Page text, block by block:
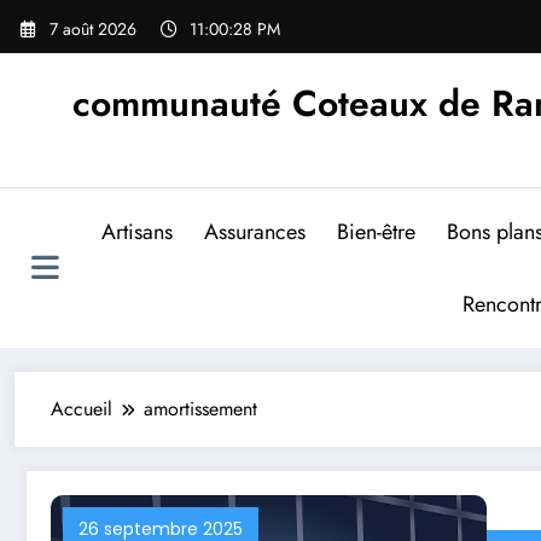
Aller
7 août 2026 11:00:29 PM
communauté Coteaux de
Artisans Assurances Bien-être Bons
Accueil amortissement
26 septembre 2025